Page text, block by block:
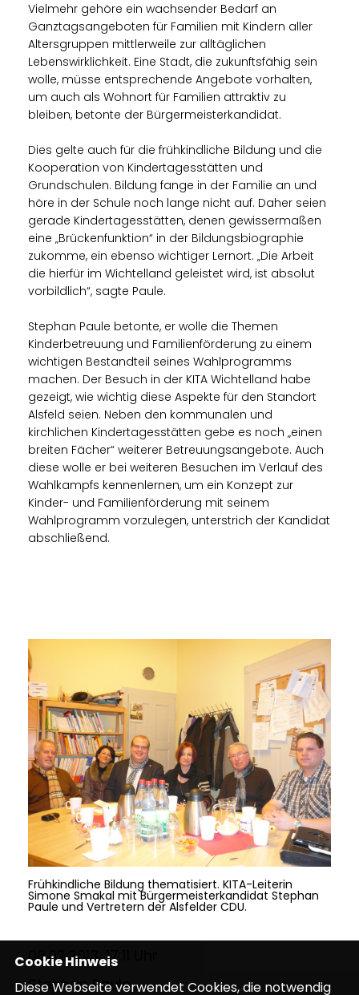
Vielmehr gehöre ein wachsender Bedarf an
Ganztagsangeboten für Familien mit Kindern aller
Altersgruppen mittlerweile zur alltäglichen
Lebenswirklichkeit. Eine Stadt, die zukunftsfähig sein
wolle, müsse entsprechende Angebote vorhalten,
um auch als Wohnort für Familien attraktiv zu
bleiben, betonte der Bürgermeisterkandidat.
Dies gelte auch für die frühkindliche Bildung und die
Kooperation von Kindertagesstätten und
Grundschulen. Bildung fange in der Familie an und
höre in der Schule noch lange nicht auf. Daher seien
gerade Kindertagesstätten, denen gewissermaßen
eine „Brückenfunktion“ in der Bildungsbiographie
zukomme, ein ebenso wichtiger Lernort. „Die Arbeit
die hierfür im Wichtelland geleistet wird, ist absolut
vorbildlich“, sagte Paule.
Stephan Paule betonte, er wolle die Themen
Kinderbetreuung und Familienförderung zu einem
wichtigen Bestandteil seines Wahlprogramms
machen. Der Besuch in der KITA Wichtelland habe
gezeigt, wie wichtig diese Aspekte für den Standort
Alsfeld seien. Neben den kommunalen und
kirchlichen Kindertagesstätten gebe es noch „einen
breiten Fächer“ weiterer Betreuungsangebote. Auch
diese wolle er bei weiteren Besuchen im Verlauf des
Wahlkampfs kennenlernen, um ein Konzept zur
Kinder- und Familienförderung mit seinem
Wahlprogramm vorzulegen, unterstrich der Kandidat
abschließend.
Frühkindliche Bildung thematisiert. KITA-Leiterin
Simone Smakal mit Bürgermeisterkandidat Stephan
Paule und Vertretern der Alsfelder CDU.
08.02.2013, 17:11 Uhr
Stephan Paule
Cookie Hinweis
Diese Webseite verwendet Cookies, die notwendig